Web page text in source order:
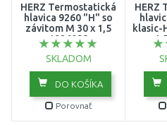
1300
1600
1800
HERZ Termostatická
hlavica 9260 "H" so
závitom M 30 x 1,5
1926098
SKLADOM
DO KOŠÍKA
Porovnať
HERZ
klasic-